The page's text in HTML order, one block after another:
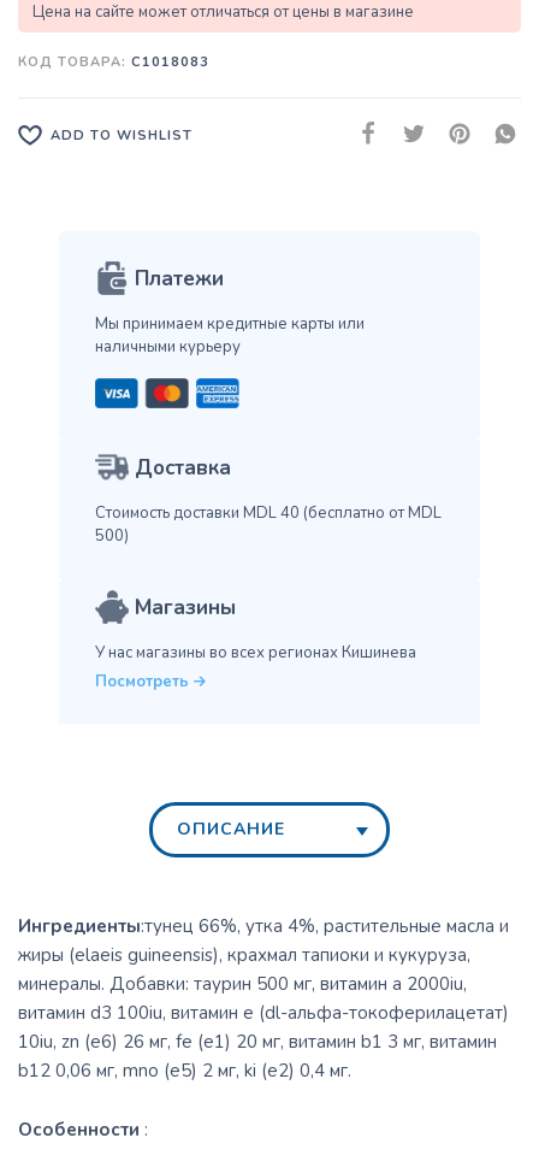
Цена на сайте может отличаться от цены в магазине
КОД ТОВАРА: C1018083
ADD TO WISHLIST
Платежи
Мы принимаем кредитные карты или
наличными курьеру
Доставка
Стоимость доставки MDL 40 (бесплатно от MDL
500)
Магазины
У нас магазины во всех регионах Кишинева
Посмотреть
ОПИСАНИЕ
Ингредиенты:тунец 66%, утка 4%, растительные масла и
жиры (elaeis guineensis), крахмал тапиоки и кукуруза,
минералы. Добавки: таурин 500 мг, витамин a 2000iu,
витамин d3 100iu, витамин e (dl-альфа-токоферилацетат)
10iu, zn (e6) 26 мг, fe (e1) 20 мг, витамин b1 3 мг, витамин
b12 0,06 мг, mno (e5) 2 мг, ki (e2) 0,4 мг.
Особенности :